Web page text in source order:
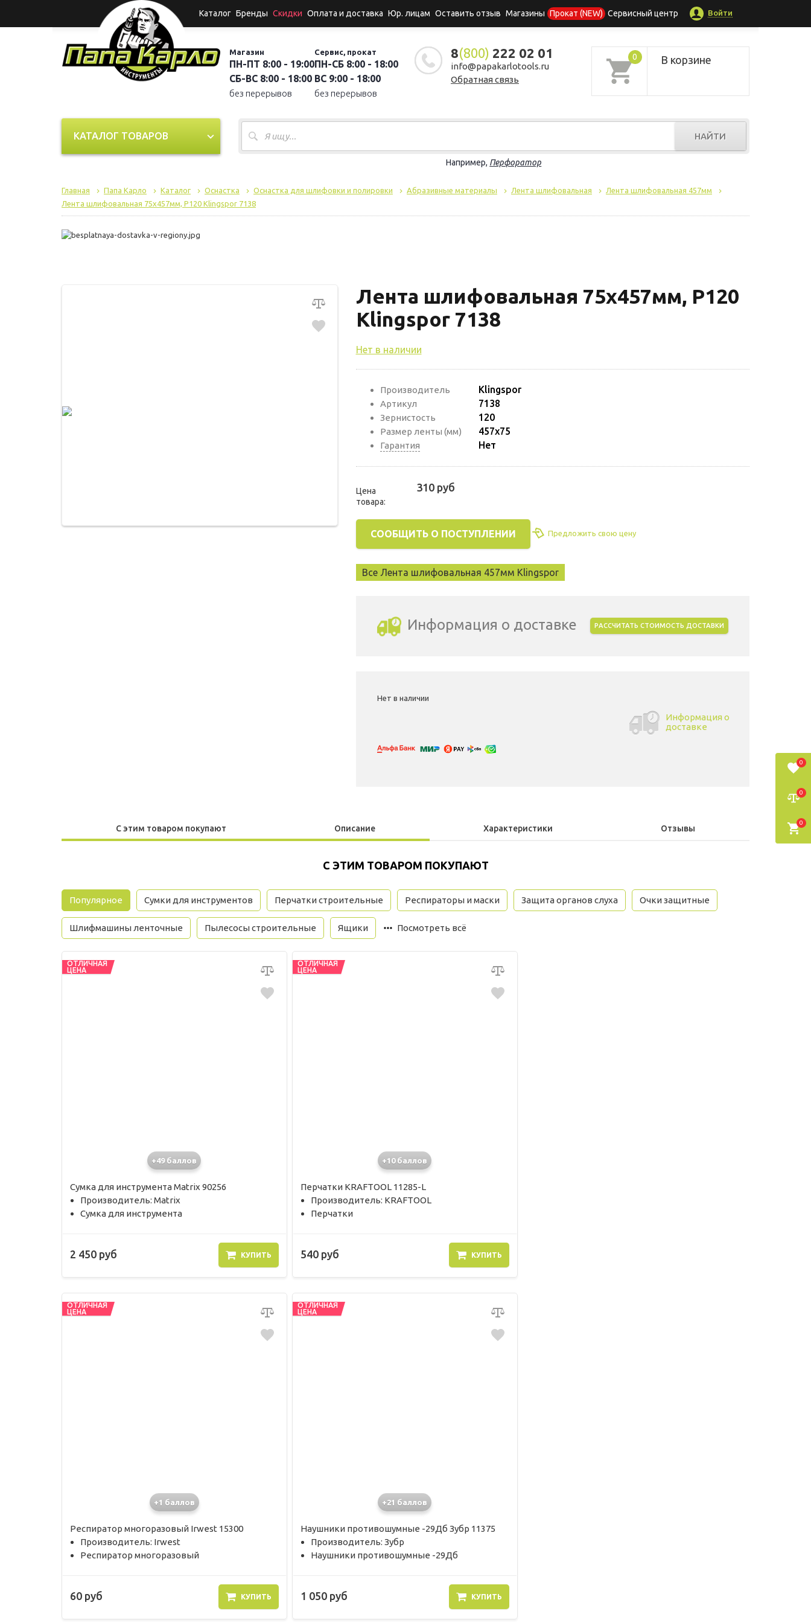
Каталог Бренды Скидки Оплата и доставка Юр. лицам Оставить отзыв Магазины Прокат (NEW) Сервисный центр Войти
Магазин
ПН-ПТ 8:00 - 19:00
СБ-ВС 8:00 - 18:00
без перерывов
Сервис, прокат
ПН-СБ 8:00 - 18:00
ВС 9:00 - 18:00
без перерывов
8(800) 222 02 01
info@papakarlotools.ru
Обратная связь
0 В корзине
НАЙТИ
Например, Перфоратор
КАТАЛОГ ТОВАРОВ
Главная Папа Карло Каталог Оснастка Оснастка для шлифовки и полировки Абразивные материалы Лента шлифовальная
Лента шлифовальная 457мм
Лента шлифовальная 75х457мм, P120 Klingspor 7138
Лента шлифовальная 75х457мм, P120
Klingspor 7138
Нет в наличии
Производитель Klingspor
Артикул 7138
Зернистость 120
Размер ленты (мм) 457х75
Гарантия Нет
Цена
товара:
310 руб
СООБЩИТЬ О ПОСТУПЛЕНИИ Предложить свою цену
Все Лента шлифовальная 457мм Klingspor
Информация о доставке РАССЧИТАТЬ СТОИМОСТЬ ДОСТАВКИ
Нет в наличии
Информация о
доставке
С этим товаром покупают Описание Характеристики Отзывы
С ЭТИМ ТОВАРОМ ПОКУПАЮТ
Популярное Сумки для инструментов Перчатки строительные Респираторы и маски Защита органов слуха Очки защитные
Шлифмашины ленточные Пылесосы строительные Ящики Посмотреть всё
ОТЛИЧНАЯ
ЦЕНА
+49 баллов
Сумка для инструмента Matrix 90256
Производитель: Matrix
Сумка для инструмента
2 450 руб КУПИТЬ
ОТЛИЧНАЯ
ЦЕНА
+10 баллов
Перчатки KRAFTOOL 11285-L
Производитель: KRAFTOOL
Перчатки
540 руб КУПИТЬ
ОТЛИЧНАЯ
ЦЕНА
+1 баллов
Респиратор многоразовый Irwest 15300
Производитель: Irwest
Респиратор многоразовый
60 руб КУПИТЬ
ОТЛИЧНАЯ
ЦЕНА
+21 баллов
Наушники противошумные -29Дб Зубр 11375
Производитель: Зубр
Наушники противошумные -29Дб
1 050 руб КУПИТЬ
0
0
0